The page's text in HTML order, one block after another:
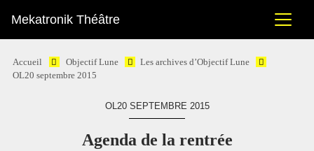
Mekatronik Théâtre
Accueil Objectif Lune
Les archives d’Objectif Lune
OL20 septembre 2015
OL20 SEPTEMBRE 2015
Agenda de la rentrée